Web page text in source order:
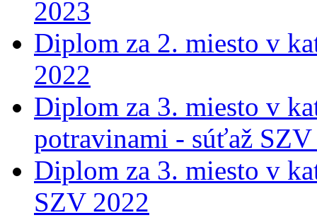
2023
Diplom za 2. miesto v
2022
Diplom za 3. miesto v
potravinami - súťaž
Diplom za 3. miesto v
SZV 2022